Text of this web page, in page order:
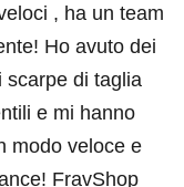
, ha un team
Ho avuto dei
scarpe di taglia
e mi hanno
modo veloce e
FravShop